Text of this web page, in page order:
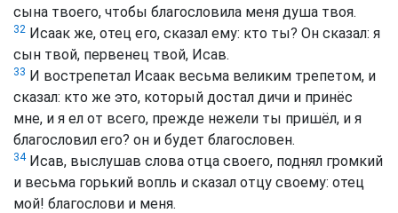
сына твоего, чтобы благословила меня душа твоя.
32 Исаак же, отец его, сказал ему: кто ты? Он сказал: я
сын твой, первенец твой, Исав.
33 И вострепетал Исаак весьма великим трепетом, и
сказал: кто же это, который достал дичи и принёс
мне, и я ел от всего, прежде нежели ты пришёл, и я
благословил его? он и будет благословен.
34Исав, выслушав слова отца своего, поднял громкий
и весьма горький вопль и сказал отцу своему: отец
мой! благослови и меня.